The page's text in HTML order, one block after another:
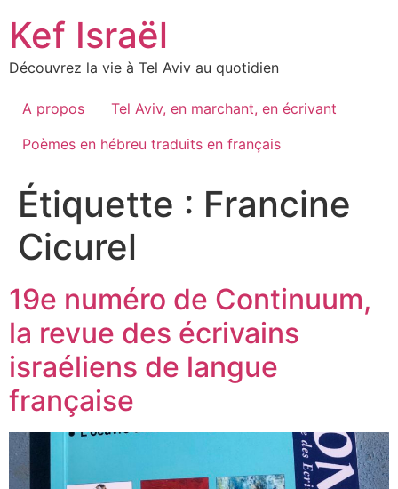
content
Kef Israël
Découvrez la vie à Tel Aviv au quotidien
A propos
Tel Aviv, en marchant, en écrivant
Poèmes en hébreu traduits en français
Étiquette : Francine
Cicurel
19e numéro de Continuum,
la revue des écrivains
israéliens de langue
française